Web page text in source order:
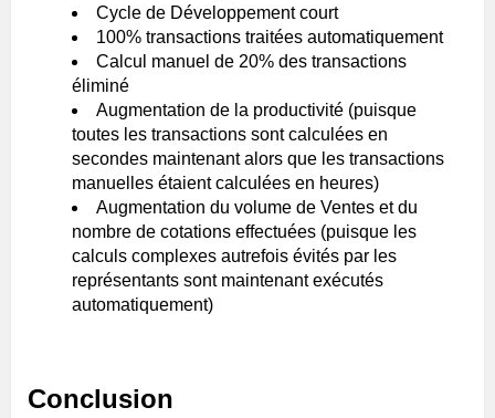
Cycle de Développement court
100% transactions traitées automatiquement
Calcul manuel de 20% des transactions
éliminé
Augmentation de la productivité (puisque
toutes les transactions sont calculées en
secondes maintenant alors que les transactions
manuelles étaient calculées en heures)
Augmentation du volume de Ventes et du
nombre de cotations effectuées (puisque les
calculs complexes autrefois évités par les
représentants sont maintenant exécutés
automatiquement)
Conclusion